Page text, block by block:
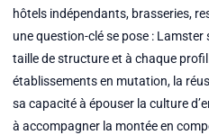
hôtels indépendants, brasseries,
une question-clé se pose :
taille de structure et à chaque
établissements en mutation, la
sa capacité à épouser la culture
à accompagner la montée en